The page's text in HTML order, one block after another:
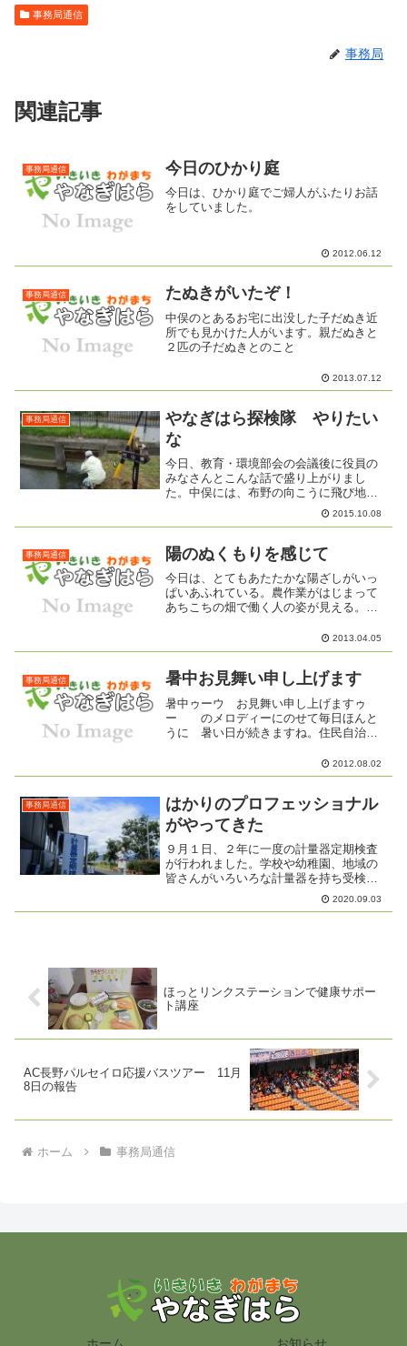
事務局通信
事務局
関連記事
事務局通信 今日のひかり庭
今日は、ひかり庭でご婦人がふたりお話
をしていました。
2012.06.12
事務局通信 たぬきがいたぞ！
中俣のとあるお宅に出没した子だぬき近
所でも見かけた人がいます。親だぬきと
２匹の子だぬきとのこと
2013.07.12
事務局通信
やなぎはら探検隊 やりたい
な
今日、教育・環境部会の会議後に役員の
みなさんとこんな話で盛り上がりまし
た。中俣には、布野の向こうに飛び地が
ある。布野神社のすぐわきを南八幡川が
流れていた。小学校の時、首なし地蔵と
があって子どもの頃ザリガニ...
2015.10.08
事務局通信 陽のぬくもりを感じて
今日は、とてもあたたかな陽ざしがいっ
ぱいあふれている。農作業がはじまって
あちこちの畑で働く人の姿が見える。散
2013.04.05
事務局通信 暑中お見舞い申し上げます
暑中ゥーウ お見舞い申し上げますゥ
ー のメロディーにのせて毎日ほんと
うに 暑い日が続きますね。住民自治協
す。いつもは、風が抜けて涼しいのです
が・・・・・吹く風も熱風となり、この
2012.08.02
事務局通信
はかりのプロフェッショナル
がやってきた
９月１日、２年に一度の計量器定期検査
が行われました。学校や幼稚園、地域の
皆さんがいろいろな計量器を持ち受検さ
れていました。 北海道と
沖縄では、調整が異なるなど「はかり」
2020.09.03
ほっとリンクステーションで健康サポー
ト講座
AC長野パルセイロ応援バスツアー 11月
8日の報告
ホーム 事務局通信
ホーム お知らせ